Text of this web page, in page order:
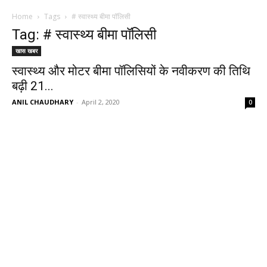
Home Tags # स्वास्थ्य बीमा पॉलिसी
Tag: # स्वास्थ्य बीमा पॉलिसी
खास खबर
स्वास्थ्य और मोटर बीमा पॉलिसियों के नवीकरण की तिथि
बढ़ी 21...
ANIL CHAUDHARY - April 2, 2020 0